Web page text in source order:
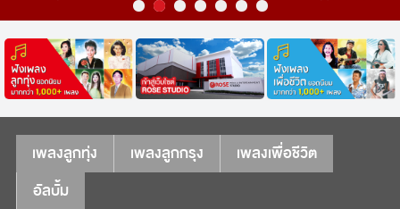
เพลงลูกทุ่ง เพลงลูกกรุง
เพลงเพื่อชีวิต
อัลบั้ม